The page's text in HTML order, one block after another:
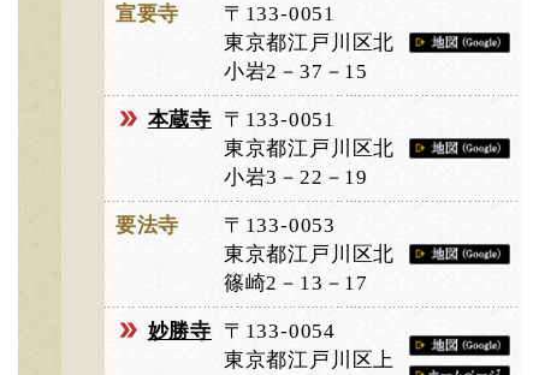
宣要寺
〒133-0051
東京都江戸川区北
小岩2－37－15
本蔵寺
〒133-0051
東京都江戸川区北
小岩3－22－19
要法寺
〒133-0053
東京都江戸川区北
篠崎2－13－17
妙勝寺
〒133-0054
東京都江戸川区上